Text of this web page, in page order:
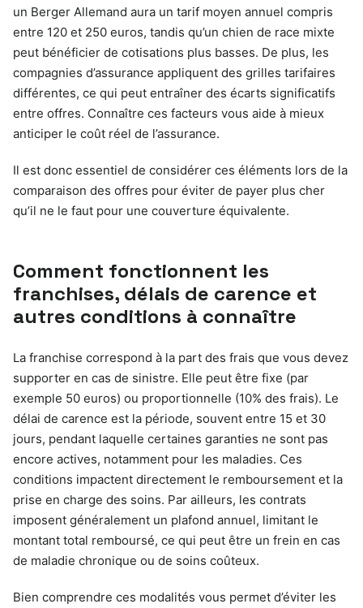
un Berger Allemand aura un tarif moyen annuel compris
entre 120 et 250 euros, tandis qu’un chien de race mixte
peut bénéficier de cotisations plus basses. De plus, les
compagnies d’assurance appliquent des grilles tarifaires
différentes, ce qui peut entraîner des écarts significatifs
entre offres. Connaître ces facteurs vous aide à mieux
anticiper le coût réel de l’assurance.
Il est donc essentiel de considérer ces éléments lors de la
comparaison des offres pour éviter de payer plus cher
qu’il ne le faut pour une couverture équivalente.
Comment fonctionnent les
franchises, délais de carence et
autres conditions à connaître
La franchise correspond à la part des frais que vous devez
supporter en cas de sinistre. Elle peut être fixe (par
exemple 50 euros) ou proportionnelle (10% des frais). Le
délai de carence est la période, souvent entre 15 et 30
jours, pendant laquelle certaines garanties ne sont pas
encore actives, notamment pour les maladies. Ces
conditions impactent directement le remboursement et la
prise en charge des soins. Par ailleurs, les contrats
imposent généralement un plafond annuel, limitant le
montant total remboursé, ce qui peut être un frein en cas
de maladie chronique ou de soins coûteux.
Bien comprendre ces modalités vous permet d’éviter les